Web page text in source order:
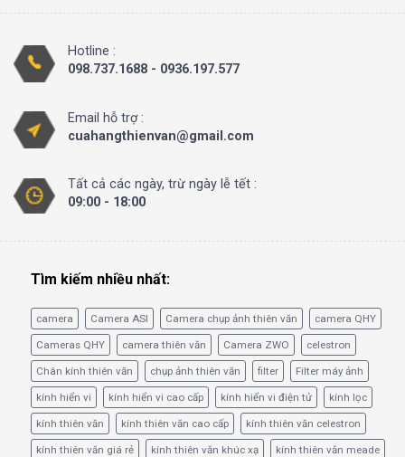
Hotline :
098.737.1688 - 0936.197.577
Email hỗ trợ :
cuahangthienvan@gmail.com
Tất cả các ngày, trừ ngày lễ tết :
09:00 - 18:00
Tìm kiếm nhiều nhất:
camera Camera ASI Camera chụp ảnh thiên văn camera QHY
Cameras QHY camera thiên văn Camera ZWO celestron
Chân kính thiên văn chụp ảnh thiên văn filter Filter máy ảnh
kính hiển vi kính hiển vi cao cấp kính hiển vi điện tử kính lọc
kính thiên văn kính thiên văn cao cấp kính thiên văn celestron
kính thiên văn giá rẻ kính thiên văn khúc xạ kính thiên văn meade